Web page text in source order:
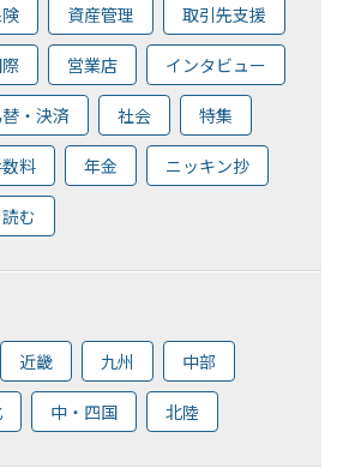
資産管理 取引先支援
営業店 インタビュー
・決済 社会 特集
料 年金 ニッキン抄
む
近畿 九州 中部
中・四国 北陸